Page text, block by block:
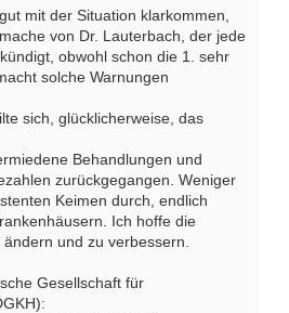
mit der Situation klarkommen,
von Dr. Lauterbach, der jede
obwohl schon die 1. sehr
solche Warnungen
sich, glücklicherweise, das
Behandlungen und
zurückgegangen. Weniger
Keimen durch, endlich
Ich hoffe die
und zu verbessern.
Gesellschaft für